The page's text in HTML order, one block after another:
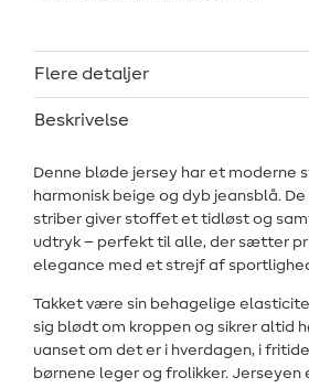
Flere detaljer
Beskrivelse
Denne bløde jersey har et moderne
harmonisk beige og dyb jeansblå.
striber giver stoffet et tidløst og
udtryk – perfekt til alle, der sætter
elegance med et strejf af
Takket være sin behagelige
sig blødt om kroppen og sikrer altid
uanset om det er i hverdagen, i
børnene leger og frolikker.